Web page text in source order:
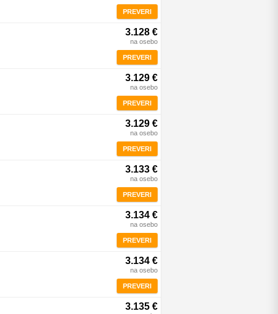
PREVERI
3.128 €
na osebo
PREVERI
3.129 €
na osebo
PREVERI
3.129 €
na osebo
PREVERI
3.133 €
na osebo
PREVERI
3.134 €
na osebo
PREVERI
3.134 €
na osebo
PREVERI
3.135 €